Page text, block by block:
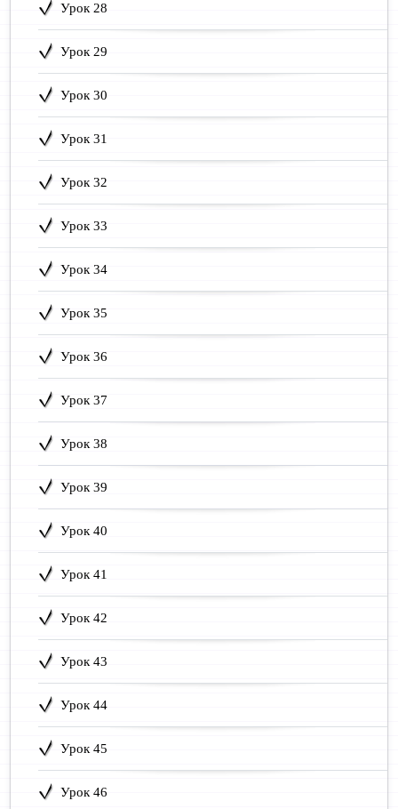
Урок 28
Урок 29
Урок 30
Урок 31
Урок 32
Урок 33
Урок 34
Урок 35
Урок 36
Урок 37
Урок 38
Урок 39
Урок 40
Урок 41
Урок 42
Урок 43
Урок 44
Урок 45
Урок 46